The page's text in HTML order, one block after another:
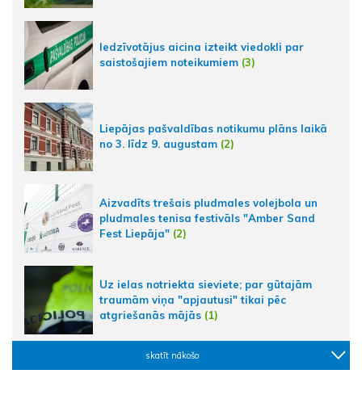
Iedzīvotājus aicina izteikt viedokli par
saistošajiem noteikumiem (3)
Liepājas pašvaldības notikumu plāns laikā
no 3. līdz 9. augustam (2)
Aizvadīts trešais pludmales volejbola un
pludmales tenisa festivāls "Amber Sand
Fest Liepāja" (2)
Uz ielas notriekta sieviete; par gūtajām
traumām viņa "apjautusi" tikai pēc
atgriešanās mājās (1)
skatīt nākošo